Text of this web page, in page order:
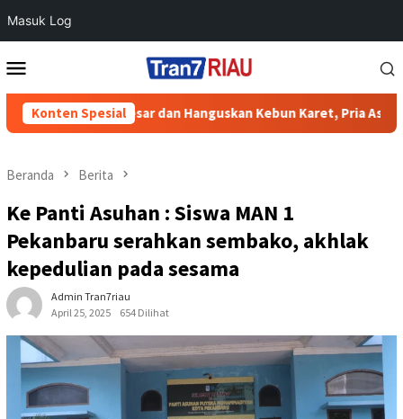
Masuk Log
ke
Mobile
Konten Spesial
dan Hanguskan Kebun Karet, Pria Asal Air Molek Inhu
Beranda Berita
Ke Panti Asuhan : Siswa MAN 1
Pekanbaru serahkan sembako, akhlak
kepedulian pada sesama
Admin Tran7riau
April 25, 2025
654 Dilihat